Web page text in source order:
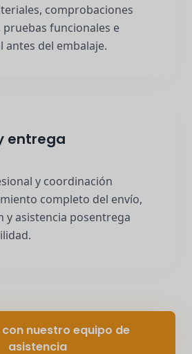
comprobaciones
funcionales e
antes del embalaje.
entrega
y coordinación
completo del envío,
y asistencia posentrega
nuestro equipo de
asistencia